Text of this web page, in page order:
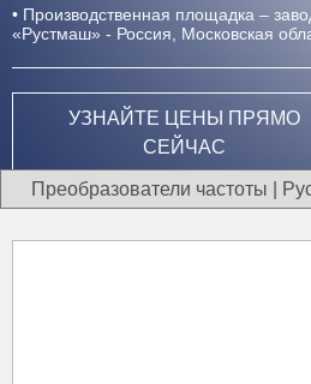
• Производственная площадка –
«Рустмаш» - Россия, Московская
УЗНАЙТЕ ЦЕНЫ ПРЯМО
СЕЙЧАС